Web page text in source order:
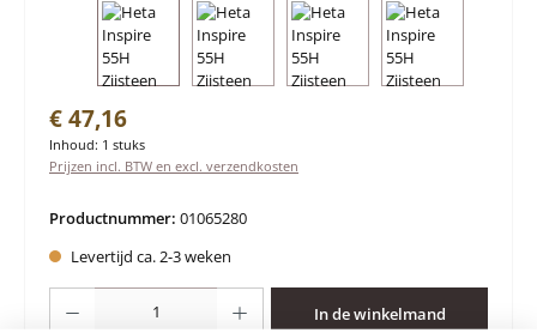
Normale prijs:
€ 47,16
Inhoud: 1 stuks
Prijzen incl. BTW en excl. verzendkosten
Productnummer: 01065280
Levertijd ca. 2-3 weken
In de winkelmand